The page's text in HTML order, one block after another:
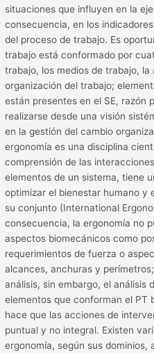
situaciones que influyen en la
consecuencia, en los
del proceso de trabajo. Es
trabajo está conformado por
trabajo, los medios de trabajo,
organización del trabajo;
están presentes en el SE, razón
realizarse desde una visión
en la gestión del cambio
ergonomía es una disciplina
comprensión de las
elementos de un sistema, tiene
optimizar el bienestar humano y
su conjunto (International
consecuencia, la ergonomía no
aspectos biomecánicos como
requerimientos de fuerza o
alcances, anchuras y
análisis, sin embargo, el análisis
elementos que conforman el PT
hace que las acciones de
puntual y no integral. Existen
ergonomía, según sus